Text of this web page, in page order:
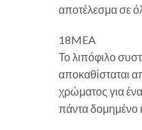
αποτέλεσμα σε
18MEA
Το λιπόφιλο
αποκαθίσταται
χρώματος για
πάντα δομημένο